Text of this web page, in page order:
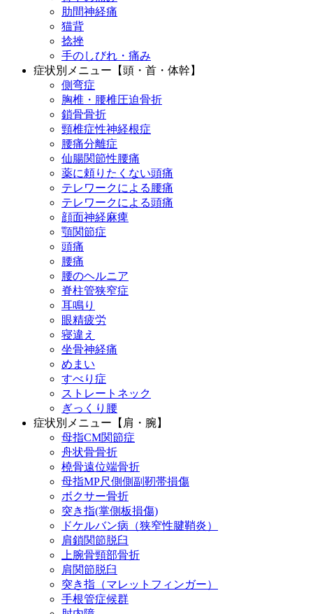
肋間神経痛
猫背
捻挫
手のしびれ・痛み
症状別メニュー【頭・首・体幹】
側弯症
胸椎・腰椎圧迫骨折
鎖骨骨折
頸椎症性神経根症
腰痛分離症
仙腸関節性腰痛
薬に頼りたくない頭痛
テレワークによる腰痛
テレワークによる頭痛
顔面神経麻痺
顎関節症
頭痛
腰痛
腰のヘルニア
脊柱管狭窄症
耳鳴り
眼精疲労
寝違え
坐骨神経痛
めまい
すべり症
ストレートネック
ぎっくり腰
症状別メニュー【肩・腕】
母指CM関節症
舟状骨骨折
橈骨遠位端骨折
母指MP尺側側副靭帯損傷
ボクサー骨折
突き指(掌側板損傷)
ドケルバン病（狭窄性腱鞘炎）
肩鎖関節脱臼
上腕骨頸部骨折
肩関節脱臼
突き指（マレットフィンガー）
手根管症候群